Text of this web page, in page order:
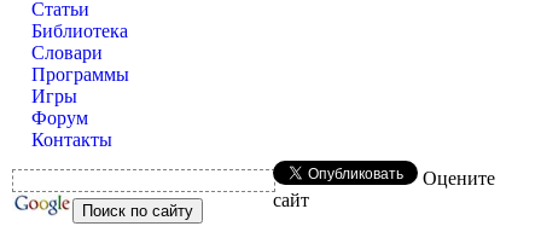
Статьи
Библиотека
Словари
Программы
Игры
Форум
Контакты
Оцените
сайт